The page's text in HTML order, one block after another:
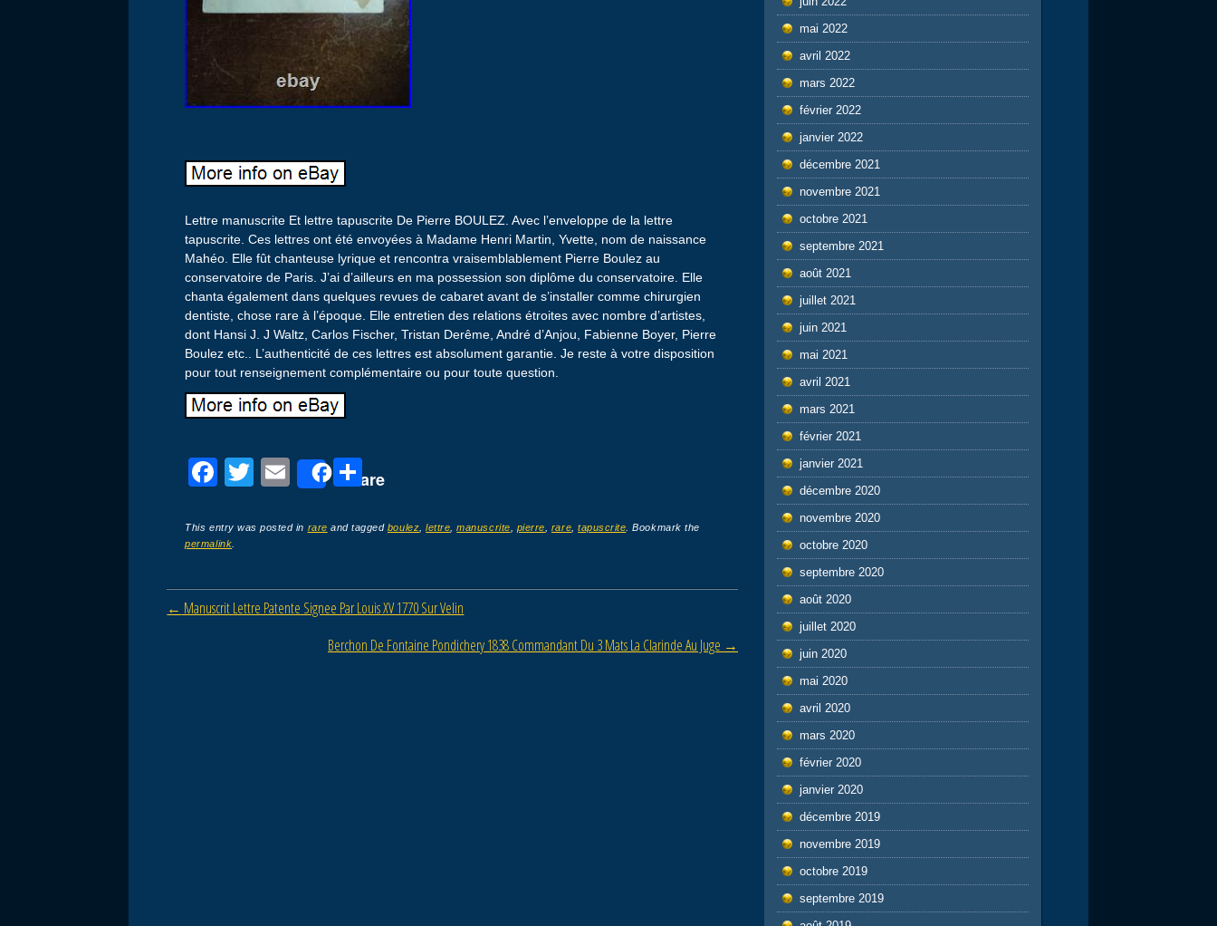
Lettre manuscrite Et lettre tapuscrite De Pierre BOULEZ. Avec l’enveloppe de la lettre
tapuscrite. Ces lettres ont été envoyées à Madame Henri Martin, Yvette, nom de naissance
Mahéo. Elle fût chanteuse lyrique et rencontra vraisemblablement Pierre Boulez au
conservatoire de Paris. J’ai d’ailleurs en ma possession son diplôme du conservatoire. Elle
chanta également dans quelques revues de cabaret avant de s’installer comme chirurgien
dentiste, chose rare à l’époque. Elle entretien des relations étroites avec nombre d’artistes,
dont Hansi J. J Waltz, Carlos Fischer, Tristan Derême, André d’Anjou, Fabienne Boyer, Pierre
Boulez etc.. L’authenticité de ces lettres est absolument garantie. Je reste à votre disposition
pour tout renseignement complémentaire ou pour toute question.
F
c
e
b
o
T
tt
E
ail
Share
P
ta
er
This entry was posted in rare and tagged boulez ,lettre ,manuscrite pierre rare ,tapuscrite . Bookmark the
permalink
Post navigation
← Manuscrit Lettre Patente Signee Par Louis XV 1770 Sur Velin
Berchon De Fontaine Pondichery 1838 Commandant Du 3 Mats La Clarinde Au Juge →
mai 2022
avril 2022
mars 2022
février 2022
janvier 2022
décembre 2021
novembre 2021
octobre 2021
septembre 2021
août 2021
juillet 2021
juin 2021
mai 2021
avril 2021
mars 2021
février 2021
janvier 2021
décembre 2020
novembre 2020
octobre 2020
septembre 2020
août 2020
juillet 2020
juin 2020
mai 2020
avril 2020
mars 2020
février 2020
janvier 2020
décembre 2019
novembre 2019
octobre 2019
septembre 2019